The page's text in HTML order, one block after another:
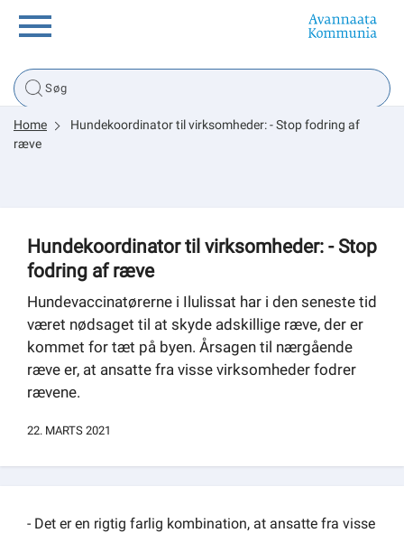
Borger
Erhverv
Tsunami
sullissivik.gl
Planportal
Om kommunen
Home
Hundekoordinator til virksomheder: - Stop fodring af
ræve
Hundekoordinator til virksomheder: - Stop
fodring af ræve
Hundevaccinatørerne i Ilulissat har i den seneste tid
været nødsaget til at skyde adskillige ræve, der er
kommet for tæt på byen. Årsagen til nærgående
ræve er, at ansatte fra visse virksomheder fodrer
rævene.
22. MARTS 2021
- Det er en rigtig farlig kombination, at ansatte fra visse